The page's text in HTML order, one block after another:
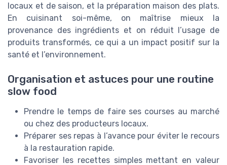
locaux et de saison, et la préparation maison des plats.
En cuisinant soi-même, on maîtrise mieux la
provenance des ingrédients et on réduit l’usage de
produits transformés, ce qui a un impact positif sur la
santé et l’environnement.
Organisation et astuces pour une routine
slow food
Prendre le temps de faire ses courses au marché
ou chez des producteurs locaux.
Préparer ses repas à l’avance pour éviter le recours
à la restauration rapide.
Favoriser les recettes simples mettant en valeur